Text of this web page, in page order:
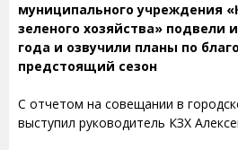
муниципального учреждения
зеленого хозяйства» подвели
года и озвучили планы по
предстоящий сезон
С отчетом на совещании в
выступил руководитель КЗХ